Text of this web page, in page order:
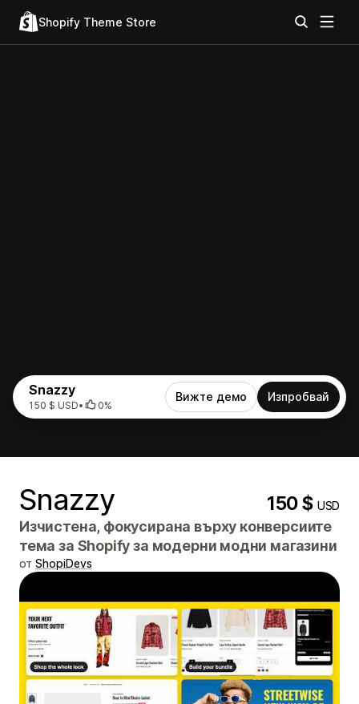
Shopify Theme Store
Snazzy
150 $ USD• 0%
Вижте демо Изпробвай
Snazzy 150 $USD
Изчистена, фокусирана върху конверсиите
тема за Shopify за модерни модни магазини
от ShopiDevs